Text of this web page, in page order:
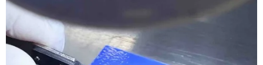
13/03/2025 08:31
Để hoàn thành mục tiêu xóa nhà tạm, nhà dột nát, các
địa phương triển khai các cách làm hay như xây dựng